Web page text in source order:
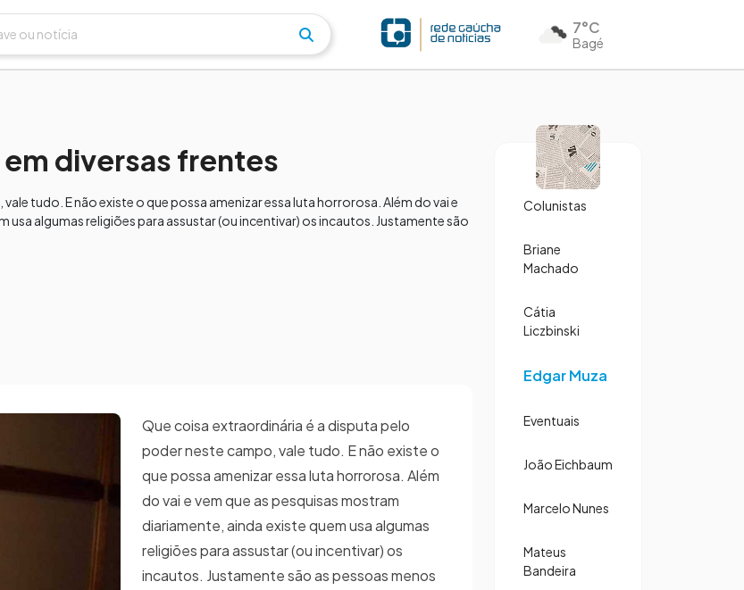
7°C
Bagé
diversas frentes
tudo. E não existe o que possa amenizar essa luta horrorosa. Além do vai e
usa algumas religiões para assustar (ou incentivar) os incautos. Justamente são
Que coisa extraordinária é a disputa pelo
poder neste campo, vale tudo. E não existe o
que possa amenizar essa luta horrorosa. Além
do vai e vem que as pesquisas mostram
diariamente, ainda existe quem usa algumas
religiões para assustar (ou incentivar) os
incautos. Justamente são as pessoas menos
Colunistas
Briane
Machado
Cátia
Liczbinski
Edgar Muza
Eventuais
João Eichbaum
Marcelo Nunes
Mateus
Bandeira